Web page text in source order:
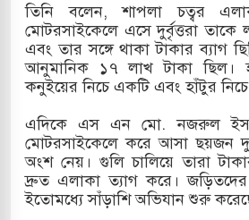
কোরিয়ার ক্ষেপণাস্ত্র ইউনিট মোতায়েন করা
তিনি বলেন, শাপলা চত্বর
মোটরসাইকেলে এসে দুর্বৃত্তরা তাকে
এবং তার সঙ্গে থাকা টাকার ব্যাগ
আনুমানিক ১৭ লাখ টাকা ছিল।
কনুইয়ের নিচে একটি এবং হাঁটুর
এদিকে এস এন মো. নজরুল
মোটরসাইকেলে করে আসা ছয়জন
অংশ নেয়। গুলি চালিয়ে তারা
দ্রুত এলাকা ত্যাগ করে। জড়িতদের
ইতোমধ্যে সাঁড়াশি অভিযান শুরু